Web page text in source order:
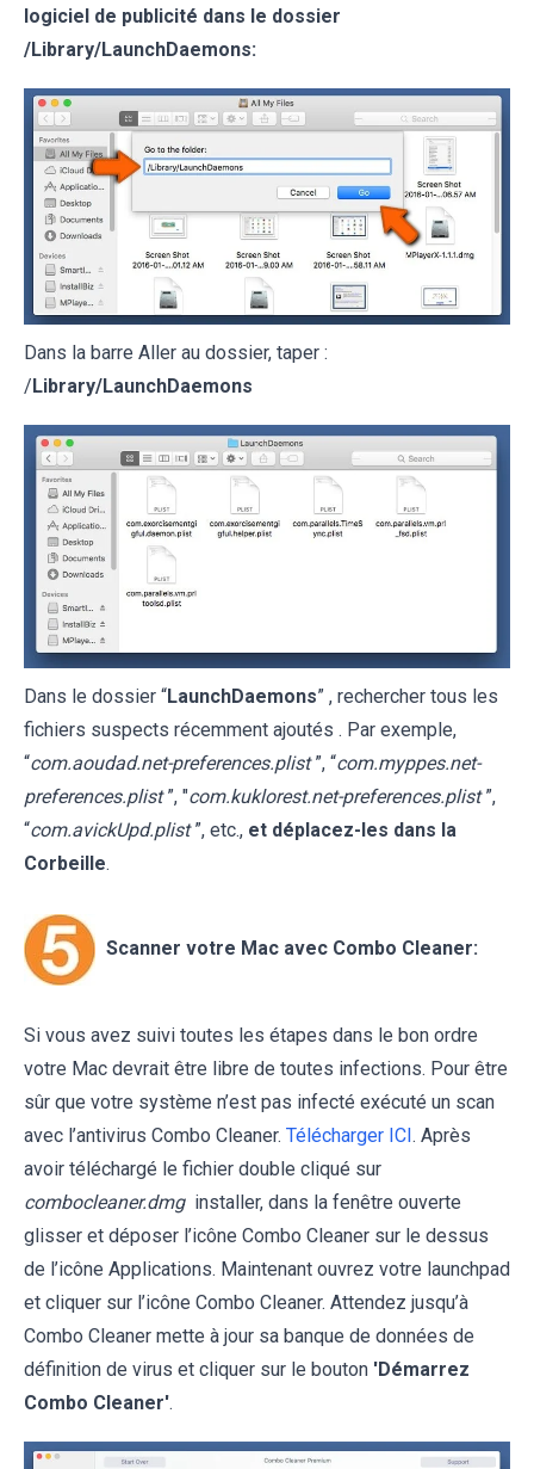
logiciel de publicité dans le dossier
/Library/LaunchDaemons:
Dans la barre Aller au dossier, taper :
/ Library/LaunchDaemons
Dans le dossier “LaunchDaemons” , rechercher tous les
fichiers suspects récemment ajoutés . Par exemple,
“com.aoudad.net-preferences.plist ”, “com.myppes.net-
preferences.plist ”, "com.kuklorest.net-preferences.plist ”,
“com.avickUpd.plist ”, etc., et déplacez-les dans la
Corbeille.
Scanner votre Mac avec Combo Cleaner:
Si vous avez suivi toutes les étapes dans le bon ordre
votre Mac devrait être libre de toutes infections. Pour être
sûr que votre système n’est pas infecté exécuté un scan
avec l’antivirus Combo Cleaner. Télécharger ICI. Après
avoir téléchargé le fichier double cliqué sur
combocleaner.dmg installer, dans la fenêtre ouverte
glisser et déposer l’icône Combo Cleaner sur le dessus
de l’icône Applications. Maintenant ouvrez votre launchpad
et cliquer sur l’icône Combo Cleaner. Attendez jusqu’à
Combo Cleaner mette à jour sa banque de données de
définition de virus et cliquer sur le bouton 'Démarrez
Combo Cleaner'.